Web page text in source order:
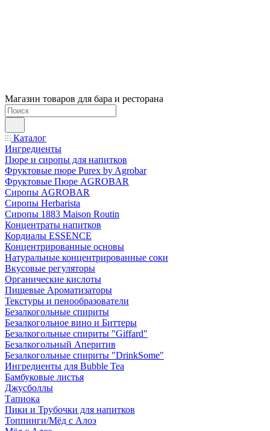
Магазин товаров для бара и ресторана
Каталог
Ингредиенты
Пюре и сиропы для напитков
Фруктовые пюре Purex by Agrobar
Фруктовые Пюре AGROBAR
Сиропы AGROBAR
Сиропы Herbarista
Сиропы 1883 Maison Routin
Концентраты напитков
Кордиалы ESSENCE
Концентрированные основы
Натуральные концентрированные соки
Вкусовые регуляторы
Органические кислоты
Пищевые Ароматизаторы
Текстуры и пенообразователи
Безалкогольные спириты
Безалкогольное вино и Биттеры
Безалкогольные спириты "Giffard"
Безалкогольный Аперитив
Безалкогольные спириты "DrinkSome"
Ингредиенты для Bubble Tea
Бамбуковые листья
Джусболлы
Тапиока
Пики и Трубочки для напитков
Топпинги/Мёд с Алоэ